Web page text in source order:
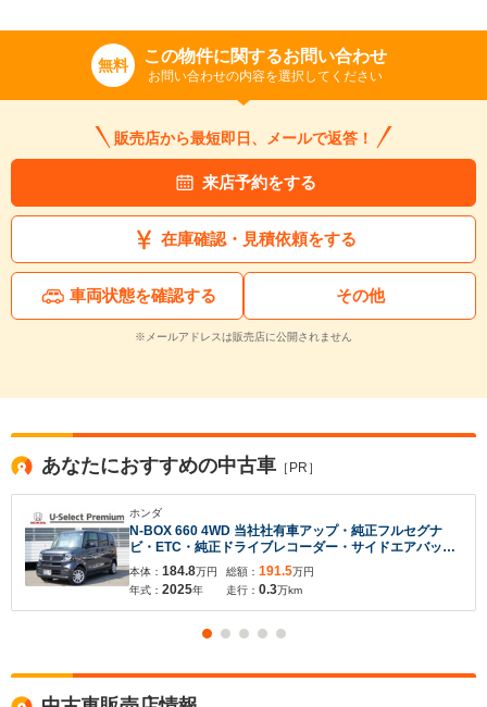
無料 この物件に関するお問い合わせ
お問い合わせの内容を選択してください
販売店から最短即日、メールで返答！
来店予約をする
在庫確認・見積依頼をする
車両状態を確認する その他
※メールアドレスは販売店に公開されません
あなたにおすすめの中古車 ［PR］
ホンダ
N-BOX 660 4WD 当社社有車アップ・純正フルセグナ
ビ・ETC・純正ドライブレコーダー・サイドエアバッ
ク・前席シートヒーター・片側電動スライドドア・LED
ヘッドライト
本体： 184.8万円
年式： 2025年
総額： 191.5万円
走行： 0.3万km